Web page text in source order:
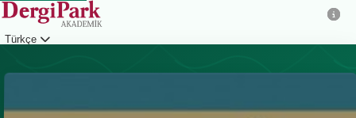
Türkçe